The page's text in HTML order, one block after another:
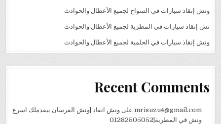
ونش إنقاذ سيارات في السواح لجميع الأعطال والحوادث
نش إنقاذ سيارات في المطرية لجميع الأعطال والحوادث
ونش إنقاذ سيارات في الحلمية لجميع الأعطال والحوادث
Recent Comments
mrisuzu4@gmail.comعلى ونش انقاذ |ونش الفرسان بيقدملك اسرع
ونش في المطرية|01282505052